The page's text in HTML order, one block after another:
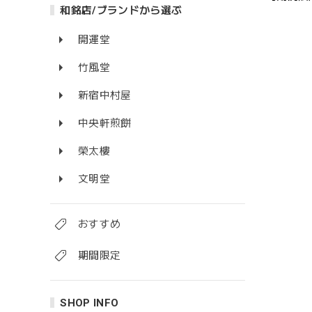
和銘店/ブランドから選ぶ
開運堂
竹風堂
新宿中村屋
中央軒煎餅
榮太樓
文明堂
おすすめ
期間限定
SHOP INFO